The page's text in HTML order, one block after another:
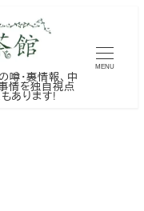
・裏情報、中
情を独自視点
あります!
MENU